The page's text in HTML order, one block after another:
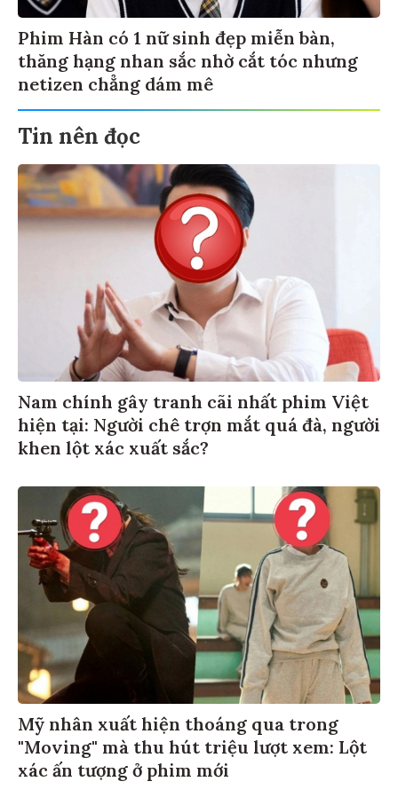
Phim Hàn có 1 nữ sinh đẹp miễn bàn,
thăng hạng nhan sắc nhờ cắt tóc nhưng
netizen chẳng dám mê
Tin nên đọc
Nam chính gây tranh cãi nhất phim Việt
hiện tại: Người chê trợn mắt quá đà, người
khen lột xác xuất sắc?
Mỹ nhân xuất hiện thoáng qua trong
"Moving" mà thu hút triệu lượt xem: Lột
xác ấn tượng ở phim mới